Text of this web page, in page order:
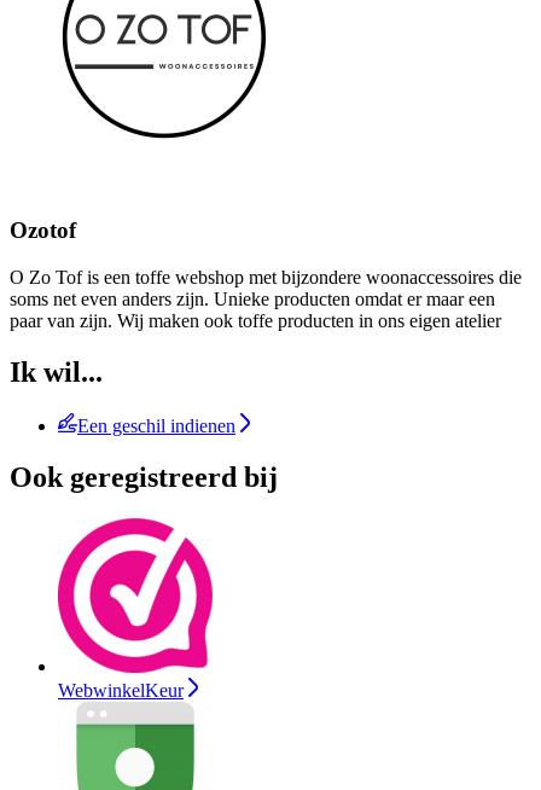
Ozotof
O Zo Tof is een toffe webshop met bijzondere woonaccessoires die
soms net even anders zijn. Unieke producten omdat er maar een
paar van zijn. Wij maken ook toffe producten in ons eigen atelier
Ik wil...
Een geschil indienen
Ook geregistreerd bij
WebwinkelKeur